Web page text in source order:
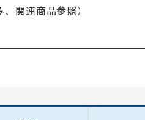
関連商品参照）